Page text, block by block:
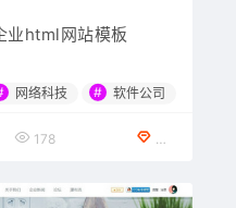
业html网站模板
网络科技 # 软件公司
178